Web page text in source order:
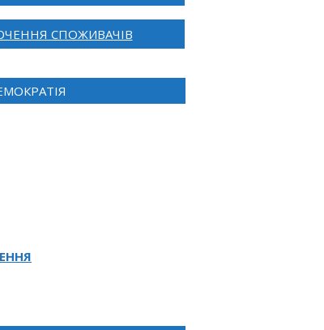
СПОЖИВАЧІВ